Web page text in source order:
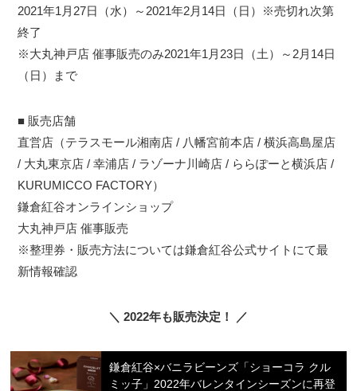
2021年1月27日（水）～2021年2月14日（日）※売切れ次第
終了
※大丸神戸店 催事販売のみ2021年1月23日（土）～2月14日
（日）まで
■ 販売店舗
直営店（テラスモール湘南店 / 八幡宮前本店 / 横浜高島屋店
/ 大丸東京店 / 幸浦店 / ラゾーナ川崎店 / ららぽーと横浜店 /
KURUMICCO FACTORY）
鎌倉紅谷オンラインショップ
大丸神戸店 催事販売
※整理券・販売方法については鎌倉紅谷公式サイトにて最
新情報確認
＼ 2022年も販売決定！ ／
鎌倉紅谷×バニラビーンズ「ショーコラ クル
ミッ子」2022年バレンタインシーズンに再登